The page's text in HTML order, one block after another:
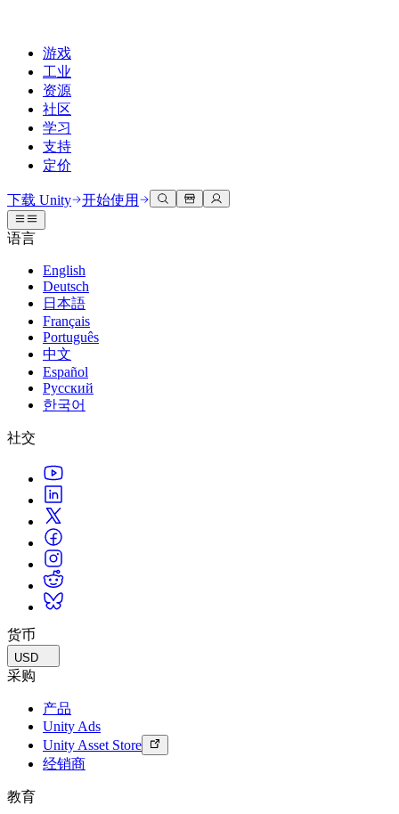
游戏
工业
资源
社区
学习
支持
定价
开发
Unity 引擎
为任何平台构建2D和3D游戏
协作
与团队协作并快速迭代
下载 Unity
计划和定价
部署
探索 Unity 支持的超过 25 个平台
常态化运营
游戏上线后的数据洞察与常态化运营
Grow
用户获取
被发现并获取移动用户
管理跨门店和D2C渠道的IAP（应用内购买）
商业化
通过 Unity 投放广告
使用案例
移动游戏
使用 Unity 打造移动端爆款游戏
使用案例
3D协作
实时构建和审查3D项目
沉浸式培训
在沉浸式环境中培训
客户体验
创建互动3D体验
行业
实现运营卓越
零售
将店内体验转化为在线体验
汽车
提升创新能力和车内体验
查看所有行业
技术库
文档
官方用户手册和API参考
开发者工具
发布版本和问题跟踪器
路线图
查看即将推出的功能
技术术语库
案例分析
真实成功案例
最佳实践指南
专家提示和技巧
演示
演示、示例和构建模块
所有资源
新增功能
博客
更新、信息和技术提示
新闻
新闻、故事和新闻中心
社区中心
讨论
讨论、解决问题和连接
事件
全球和本地活动
社区故事
Made with Unity
展示Unity创作者
直播活动
Unity奖项
庆祝全球的Unity创作者
适合每个级别
Unity Learn
免费掌握Unity技能
专业培训
通过Unity培训师提升您的团队
Unity新手
准备开始
开始您的学习
你是Unity 新手？开始您的旅程
使用指南
可操作的技巧和最佳实践
教育
对于学生
开启您的职业生涯
增强您的教学
教育资助许可证
认证
证明您的Unity精通
支持选项
获取帮助
帮助您在Unity中取得成功
成功计划
通过专家支持更快实现目标
常见问题解答
常见问题解答
联系我们
下载 Unity 开始使用
语言
English
Deutsch
日本語
Français
Português
中文
Español
Русский
한국어
社交
货币
USD
采购
产品
Unity Ads
Unity Asset Store
经销商
教育